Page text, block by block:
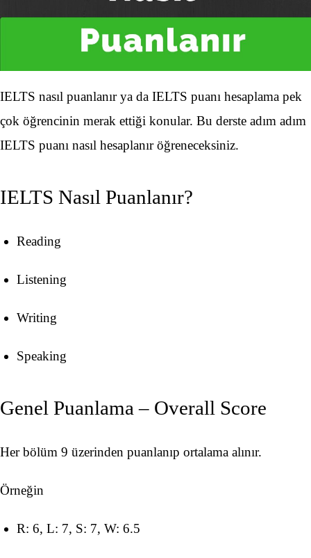
IELTS nasıl puanlanır ya da IELTS puanı hesaplama pek
çok öğrencinin merak ettiği konular. Bu derste adım adım
IELTS puanı nasıl hesaplanır öğreneceksiniz.
IELTS Nasıl Puanlanır?
Reading
Listening
Writing
Speaking
Genel Puanlama – Overall Score
Her bölüm 9 üzerinden puanlanıp ortalama alınır.
Örneğin
R: 6, L: 7, S: 7, W: 6.5